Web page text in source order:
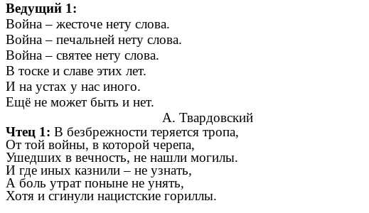
Ведущий 1:
Война – жесточе нету слова.
Война – печальней нету слова.
Война – святее нету слова.
В тоске и славе этих лет.
И на устах у нас иного.
Ещё не может быть и нет.
А. Твардовский
Чтец 1: В безбрежности теряется тропа,
От той войны, в которой черепа,
Ушедших в вечность, не нашли могилы.
И где иных казнили – не узнать,
А боль утрат поныне не унять,
Хотя и сгинули нацистские гориллы.